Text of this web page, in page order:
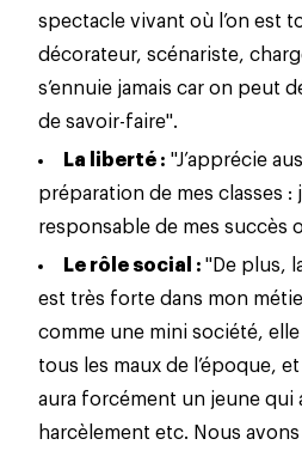
spectacle vivant où l’on est
décorateur, scénariste,
s’ennuie jamais car on peut
de savoir-faire".
La liberté : "J’apprécie
préparation de mes classes :
responsable de mes succès
Le rôle social : "De plus,
est très forte dans mon
comme une mini société,
tous les maux de l’époque,
aura forcément un jeune qui
harcèlement etc. Nous